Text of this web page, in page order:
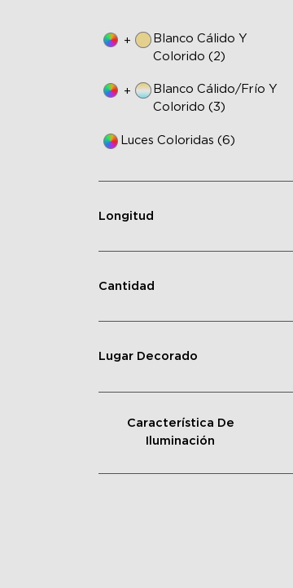
+
Blanco Cálido Y
Colorido (2)
+
Blanco Cálido/frío Y
Colorido (3)
Luces Coloridas (6)
Longitud
Cantidad
Lugar Decorado
Característica De
Iluminación